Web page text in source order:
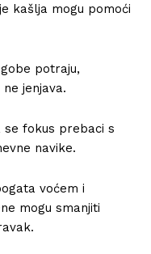
kašlja mogu pomoći
potraju,
jenjava.
se fokus prebaci s
navike.
voćem i
mogu smanjiti